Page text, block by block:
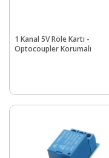
1 Kanal 5V Röle Kartı -
Optocoupler Korumalı